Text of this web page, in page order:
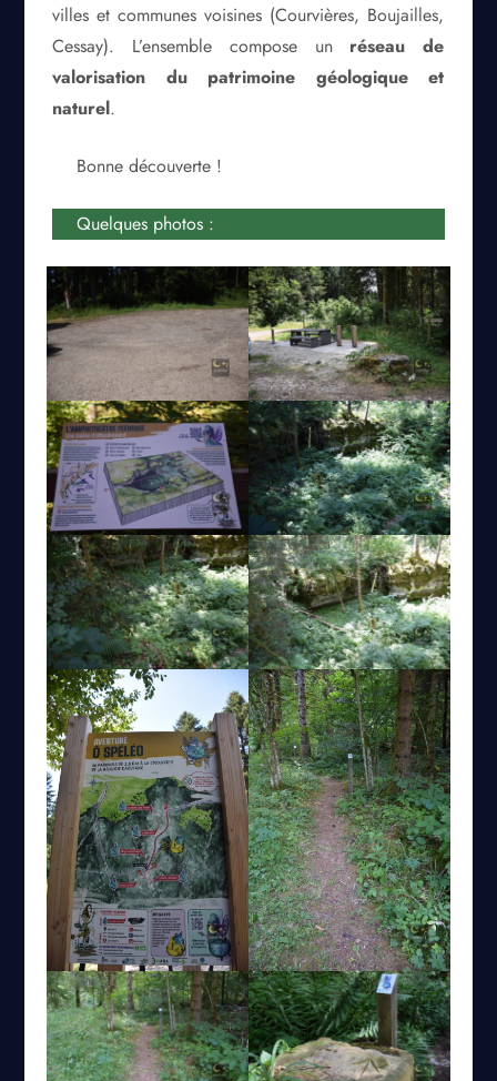
villes et communes voisines (Courvières, Boujailles,
Cessay). L’ensemble compose un réseau de
valorisation du patrimoine géologique et
naturel.
Bonne découverte !
Quelques photos :